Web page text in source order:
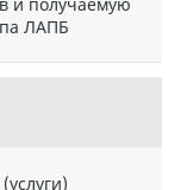
и получаемую
ЛАПБ